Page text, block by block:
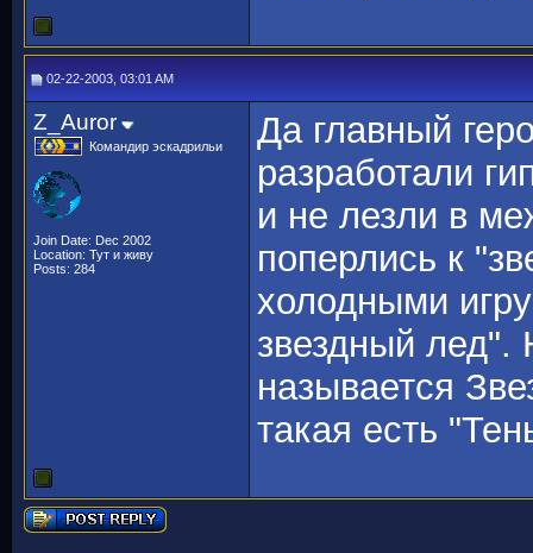
02-22-2003, 03:01 AM
Z_Auror
Командир эскадрильи
Join Date: Dec 2002
Location: Тут и живу
Posts: 284
Да главный
разработали
и не лезли в
поперлись к
холодными
звездный лед".
называется
такая есть